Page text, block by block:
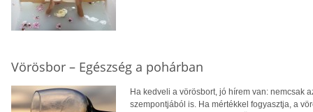
Vörösbor – Egészség a pohárban
Ha kedveli a vörösbort, jó hírem van: nemcsak
szempontjából is. Ha mértékkel fogyasztja, a